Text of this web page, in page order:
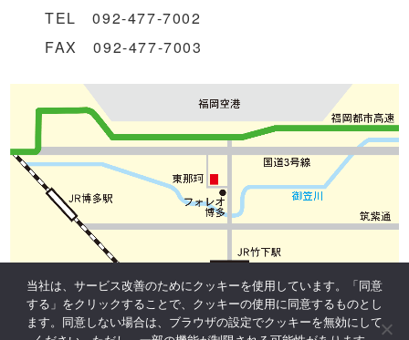
当社は、サービス改善のためにクッキーを使用しています。「同意
する」をクリックすることで、クッキーの使用に同意するものとし
ます。同意しない場合は、ブラウザの設定でクッキーを無効にして
TEL 092-477-7002
FAX 092-477-7003